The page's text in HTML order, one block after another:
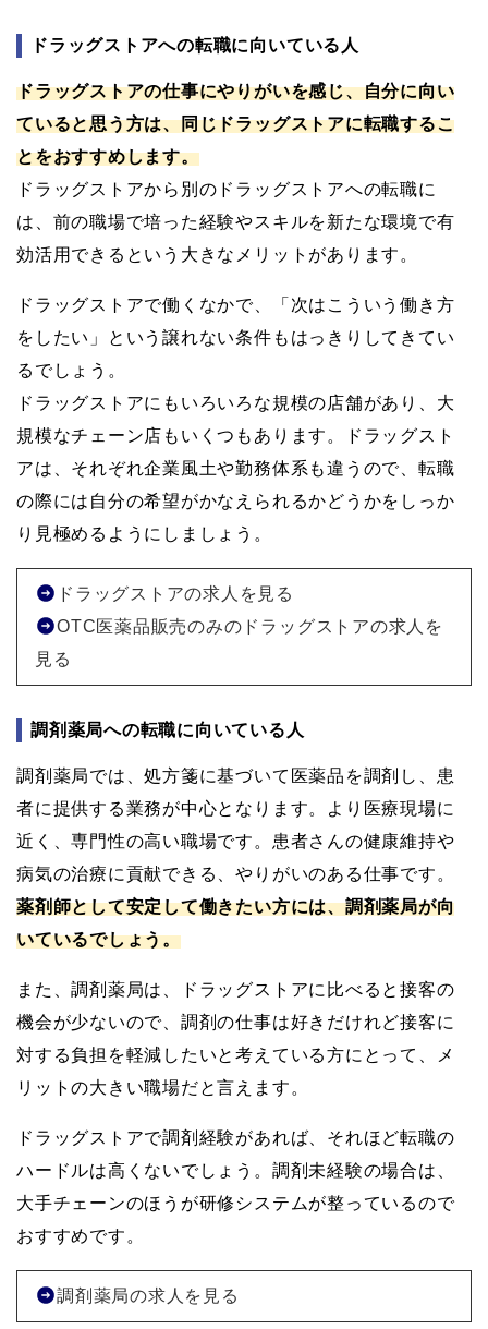
ドラッグストアへの転職に向いている人
ドラッグストアの仕事にやりがいを感じ、自分に向い
ていると思う方は、同じドラッグストアに転職するこ
とをおすすめします。
ドラッグストアから別のドラッグストアへの転職に
は、前の職場で培った経験やスキルを新たな環境で有
効活用できるという大きなメリットがあります。
ドラッグストアで働くなかで、「次はこういう働き方
をしたい」という譲れない条件もはっきりしてきてい
るでしょう。
ドラッグストアにもいろいろな規模の店舗があり、大
規模なチェーン店もいくつもあります。ドラッグスト
アは、それぞれ企業風土や勤務体系も違うので、転職
の際には自分の希望がかなえられるかどうかをしっか
り見極めるようにしましょう。
ドラッグストアの求人を見る
OTC医薬品販売のみのドラッグストアの求人を
見る
調剤薬局への転職に向いている人
調剤薬局では、処方箋に基づいて医薬品を調剤し、患
者に提供する業務が中心となります。より医療現場に
近く、専門性の高い職場です。患者さんの健康維持や
病気の治療に貢献できる、やりがいのある仕事です。
薬剤師として安定して働きたい方には、調剤薬局が向
いているでしょう。
また、調剤薬局は、ドラッグストアに比べると接客の
機会が少ないので、調剤の仕事は好きだけれど接客に
対する負担を軽減したいと考えている方にとって、メ
リットの大きい職場だと言えます。
ドラッグストアで調剤経験があれば、それほど転職の
ハードルは高くないでしょう。調剤未経験の場合は、
大手チェーンのほうが研修システムが整っているので
おすすめです。
調剤薬局の求人を見る